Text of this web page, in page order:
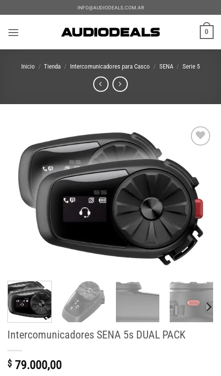
al
contenido
INFO@AUDIODEALS.COM.AR
0
Inicio / Tienda / Intercomunicadores para Casco / SENA / Serie 5
Intercomunicadores SENA 5s DUAL PACK
$ 79.000,00